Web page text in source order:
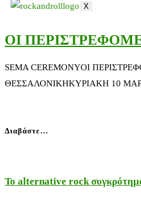
X
ΟΙ
SEMA CEREMONYΟΙ
ΘΕΣΣΑΛΟΝΙΚΗΚΥΡΙΑΚΗ 10
Διαβάστε…
Το alternative rock